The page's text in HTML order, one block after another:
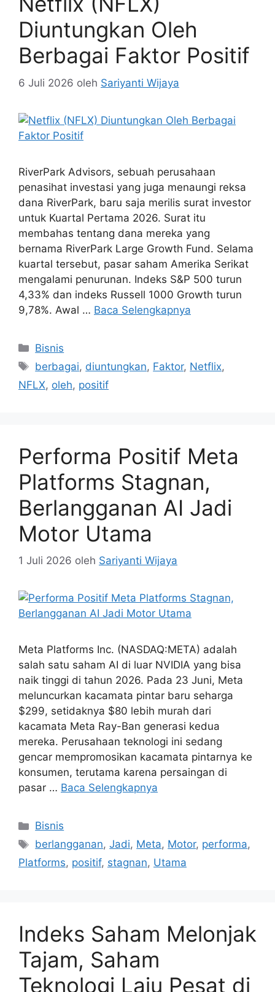
Diuntungkan Oleh
Berbagai Faktor Positif
6 Juli 2026 oleh Sariyanti Wijaya
RiverPark Advisors, sebuah perusahaan
penasihat investasi yang juga menaungi reksa
dana RiverPark, baru saja merilis surat investor
untuk Kuartal Pertama 2026. Surat itu
membahas tentang dana mereka yang
bernama RiverPark Large Growth Fund. Selama
kuartal tersebut, pasar saham Amerika Serikat
mengalami penurunan. Indeks S&P 500 turun
4,33% dan indeks Russell 1000 Growth turun
9,78%. Awal … Baca Selengkapnya
Kategori
Bisnis
Tag
berbagai, diuntungkan, Faktor, Netflix,
NFLX, oleh, positif
Performa Positif Meta
Platforms Stagnan,
Berlangganan AI Jadi
Motor Utama
1 Juli 2026 oleh Sariyanti Wijaya
Meta Platforms Inc. (NASDAQ:META) adalah
salah satu saham AI di luar NVIDIA yang bisa
naik tinggi di tahun 2026. Pada 23 Juni, Meta
meluncurkan kacamata pintar baru seharga
$299, setidaknya $80 lebih murah dari
kacamata Meta Ray-Ban generasi kedua
mereka. Perusahaan teknologi ini sedang
gencar mempromosikan kacamata pintarnya ke
konsumen, terutama karena persaingan di
pasar … Baca Selengkapnya
Kategori
Bisnis
Tag
berlangganan,Jadi, Meta, Motor, performa,
Platforms, positif, stagnan, Utama
Indeks Saham Melonjak
Tajam, Saham
Teknologi Laju Pesat di